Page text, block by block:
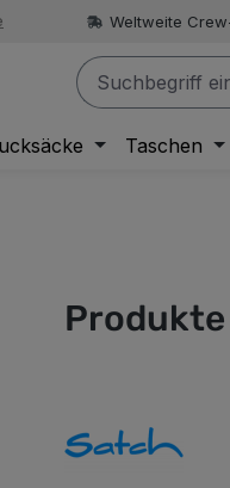
Weltweite
Taschen